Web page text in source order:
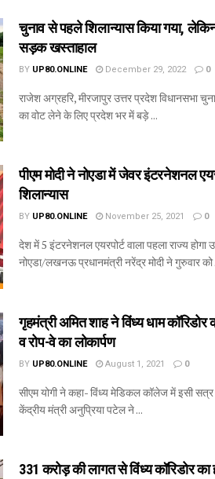
चुनाव से पहले शिलान्यास किया गया,
सड़क खस्ताहाल
BY UP80.ONLINE December 29, 2022 0
राजेश अग्रहरि, मीरजापुर उत्तर प्रदेश विधानसभा
का वोट लेने के लिए प्रदेश भर में बड़े ...
पीएम मोदी ने नोएडा में जेवर इंटरनेशनल
शिलान्यास
BY UP80.ONLINE November 25, 2021 0
देश में 5 इंटरनेशनल एयरपोर्ट वाला पहला राज्य होगा
नोएडा/लखनऊ प्रधानमंत्री नरेंद्र मोदी ने गुरुवार को
गृहमंत्री अमित शाह ने विंध्य धाम कॉरिडोर
व रोप-वे का लोकार्पण
BY UP80.ONLINE August 1, 2021 0
सीएम योगी ने कहा- विंध्य मेडिकल कॉलेज में इसी
केंद्रीय मंत्री अनुप्रिया पटेल ने ...
331 करोड़ की लागत से विंध्य कॉरिडोर का